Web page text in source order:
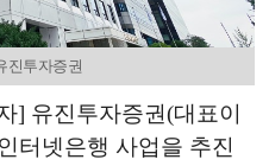
진투자증권
] 유진투자증권(대표이
터넷은행 사업을 추진